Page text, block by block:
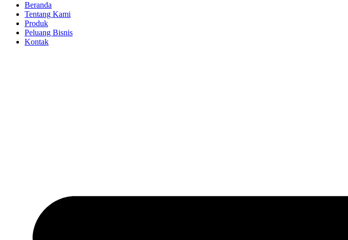
Beranda
Tentang Kami
Produk
Peluang Bisnis
Kontak